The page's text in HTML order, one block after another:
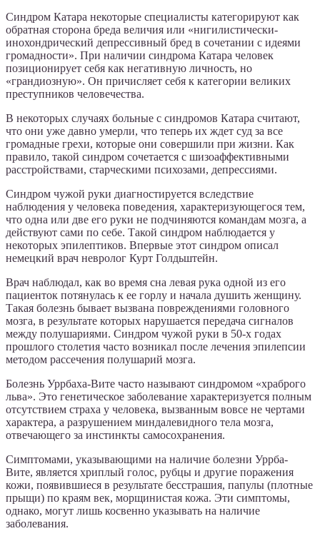
Синдром Катара некоторые специалисты категорируют как
обратная сторона бреда величия или «нигилистически-
инохондрический депрессивный бред в сочетании с идеями
громадности». При наличии синдрома Катара человек
позиционирует себя как негативную личность, но
«грандиозную». Он причисляет себя к категории великих
преступников человечества.
В некоторых случаях больные с синдромов Катара считают,
что они уже давно умерли, что теперь их ждет суд за все
громадные грехи, которые они совершили при жизни. Как
правило, такой синдром сочетается с шизоаффективными
расстройствами, старческими психозами, депрессиями.
Синдром чужой руки диагностируется вследствие
наблюдения у человека поведения, характеризующегося тем,
что одна или две его руки не подчиняются командам мозга, а
действуют сами по себе. Такой синдром наблюдается у
некоторых эпилептиков. Впервые этот синдром описал
немецкий врач невролог Курт Голдьштейн.
Врач наблюдал, как во время сна левая рука одной из его
пациенток потянулась к ее горлу и начала душить женщину.
Такая болезнь бывает вызвана повреждениями головного
мозга, в результате которых нарушается передача сигналов
между полушариями. Синдром чужой руки в 50-х годах
прошлого столетия часто возникал после лечения эпилепсии
методом рассечения полушарий мозга.
Болезнь Уррбаха-Вите часто называют синдромом «храброго
льва». Это генетическое заболевание характеризуется полным
отсутствием страха у человека, вызванным вовсе не чертами
характера, а разрушением миндалевидного тела мозга,
отвечающего за инстинкты самосохранения.
Симптомами, указывающими на наличие болезни Уррба-
Вите, является хриплый голос, рубцы и другие поражения
кожи, появившиеся в результате бесстрашия, папулы (плотные
прыщи) по краям век, морщинистая кожа. Эти симптомы,
однако, могут лишь косвенно указывать на наличие
заболевания.